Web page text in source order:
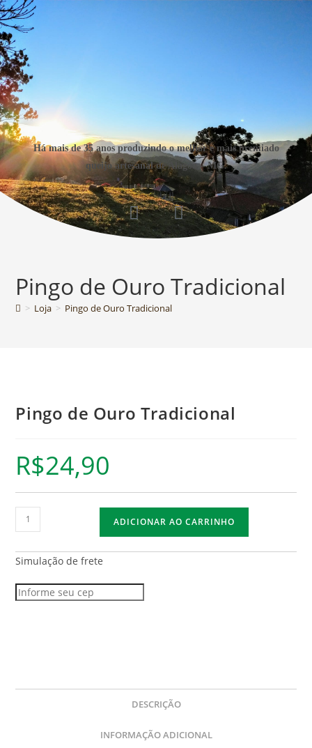
Há mais de 35 anos produzindo o melhor e mais premiado
queijo artesanal de Alagoa – MG.
Pingo de Ouro Tradicional
> Loja > Pingo de Ouro Tradicional
Pingo de Ouro Tradicional
R$24,90
ADICIONAR AO CARRINHO
Simulação de frete
DESCRIÇÃO
INFORMAÇÃO ADICIONAL